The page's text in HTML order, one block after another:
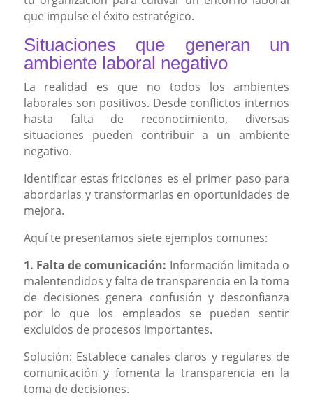
que impulse el éxito estratégico.
Situaciones que generan un
ambiente laboral negativo
La realidad es que no todos los ambientes
laborales son positivos. Desde conflictos internos
hasta falta de reconocimiento, diversas
situaciones pueden contribuir a un ambiente
negativo.
Identificar estas fricciones es el primer paso para
abordarlas y transformarlas en oportunidades de
mejora.
Aquí te presentamos siete ejemplos comunes:
1. Falta de comunicación: Información limitada o
malentendidos y falta de transparencia en la toma
de decisiones genera confusión y desconfianza
por lo que los empleados se pueden sentir
excluidos de procesos importantes.
Solución: Establece canales claros y regulares de
comunicación y fomenta la transparencia en la
toma de decisiones.